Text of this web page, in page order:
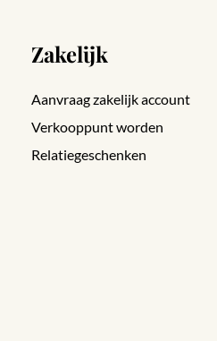
Zakelijk
Aanvraag zakelijk account
Verkooppunt worden
Relatiegeschenken